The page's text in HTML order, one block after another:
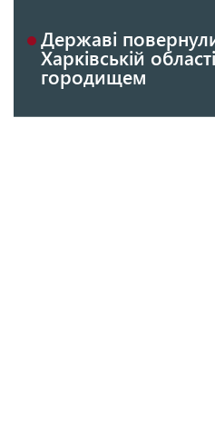
Державі
Харківській
городищем